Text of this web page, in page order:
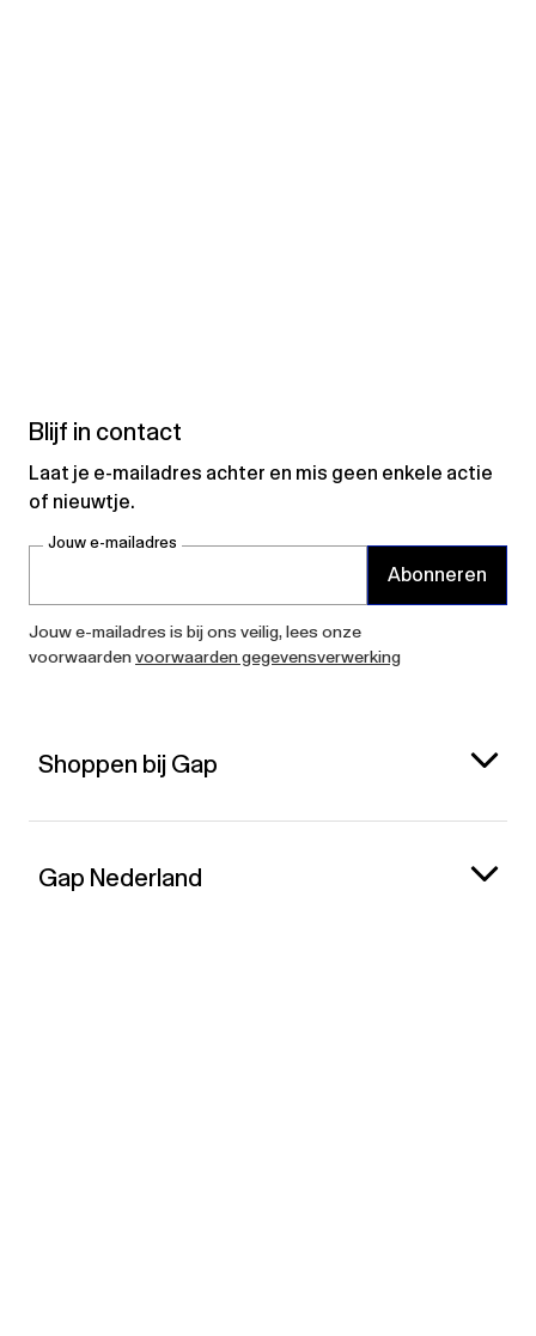
Blijf in contact
Laat je e-mailadres achter en mis geen enkele actie
of nieuwtje.
Jouw e-mailadres
Abonneren
Jouw e-mailadres is bij ons veilig, lees onze
voorwaardenvoorwaarden gegevensverwerking
Shoppen bij Gap
Gap Nederland